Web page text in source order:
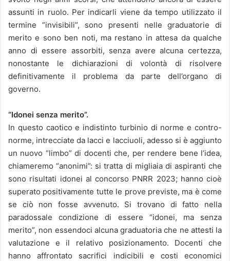
assunti in ruolo. Per indicarli viene da tempo utilizzato il
termine “invisibili”, sono presenti nelle graduatorie di
merito e sono ben noti, ma restano in attesa da qualche
anno di essere assorbiti, senza avere alcuna certezza,
nonostante le dichiarazioni di volontà di risolvere
definitivamente il problema da parte dell’organo di
governo.
“Idonei senza merito”.
In questo caotico e indistinto turbinio di norme e contro-
norme, intrecciate da lacci e lacciuoli, adesso si è aggiunto
un nuovo “limbo” di docenti che, per rendere bene l’idea,
chiameremo “anonimi”: si tratta di migliaia di aspiranti che
sono risultati idonei al concorso PNRR 2023; hanno cioè
superato positivamente tutte le prove previste, ma è come
se ciò non fosse avvenuto. Si trovano di fatto nella
paradossale condizione di essere “idonei, ma senza
merito”, non essendoci alcuna graduatoria che ne attesti la
valutazione e il relativo posizionamento. Docenti che
hanno affrontato sacrifici indicibili e costi economici